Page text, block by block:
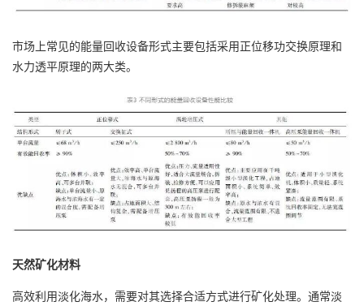
市场上常见的能量回收设备形式主要包括采用正位移功交换原理和
水力透平原理的两大类。
天然矿化材料
高效利用淡化海水，需要对其选择合适方式进行矿化处理。通常淡